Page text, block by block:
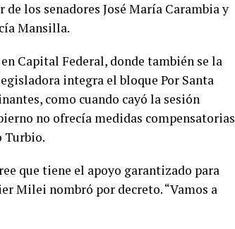
los senadores José María Carambia y
Mansilla.
Capital Federal, donde también se la
integra el bloque Por Santa
como cuando cayó la sesión
no ofrecía medidas compensatorias
Turbio.
que tiene el apoyo garantizado para
Milei nombró por decreto. “Vamos a